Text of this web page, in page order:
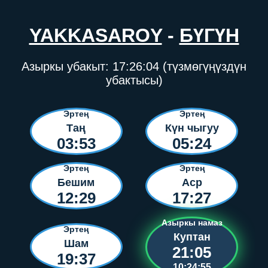
YAKKASAROY- БҮГҮН
Азыркы убакыт: 17:26:04 (түзмөгүңүздүн
убактысы)
Эртең
Таң
03:53
Эртең
Күн чыгуу
05:24
Эртең
Бешим
12:29
Эртең
Аср
17:27
Эртең
Шам
19:37
Азыркы намаз
Куптан
21:05